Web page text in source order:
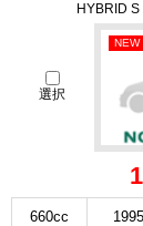
HYBRID
選択
NEW
660cc